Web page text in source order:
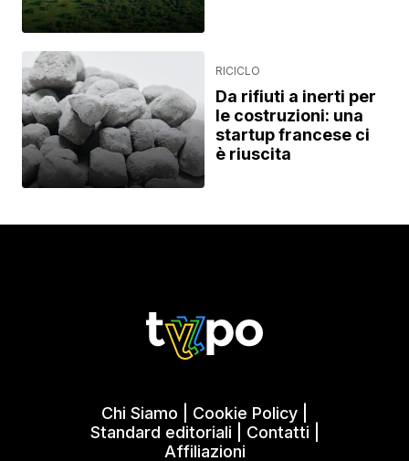
RICICLO
Da rifiuti a inerti per
le costruzioni: una
startup francese ci
è riuscita
Chi Siamo Cookie Policy
Standard editoriali
Contatti
Affiliazioni